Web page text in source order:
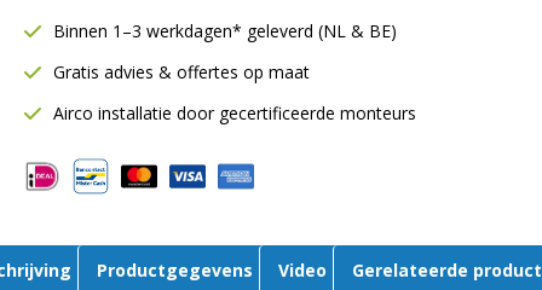
kW
|
60x60
Single-
split
FDTC60VH
aantal
Binnen 1–3 werkdagen* geleverd (NL & BE)
Gratis advies & offertes op maat
Airco installatie door gecertificeerde monteurs
Productgegevens Video Gerelateerde